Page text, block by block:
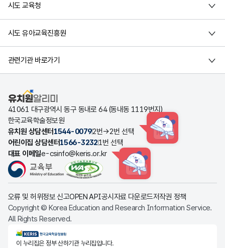
시도 교육청
시도 유아교육진흥원
관련기관 바로가기
유치원알리미
41061 대구광역시 동구 동내로 64 (동내동 1119번지)
한국교육학술정보원
유치원 상담센터 1544-00792번→2번 선택 HINT
어린이집 상담센터1566-32321번 선택
대표 이메일e-csinfo@keris.or.kr
HINT
오류 및 허위정보 신고OPEN API공시자료 다운로드저작권 정책
Copyright © Korea Education and Research Information Service.
All Rights Reserved.
KERIS한국교육학술정보원
이 누리집은 정부 산하기관 누리집입니다.